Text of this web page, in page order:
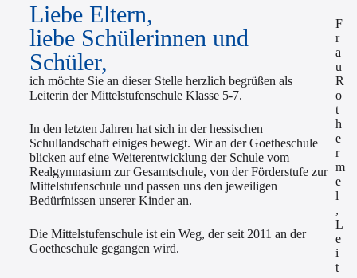
Liebe Eltern,
liebe Schülerinnen und
Schüler,
ich möchte Sie an dieser Stelle herzlich begrüßen als
Leiterin der Mittelstufenschule Klasse 5-7.
In den letzten Jahren hat sich in der hessischen
Schullandschaft einiges bewegt. Wir an der Goetheschule
blicken auf eine Weiterentwicklung der Schule vom
Realgymnasium zur Gesamtschule, von der Förderstufe zur
Mittelstufenschule und passen uns den jeweiligen
Bedürfnissen unserer Kinder an.
Die Mittelstufenschule ist ein Weg, der seit 2011 an der
Goetheschule gegangen wird.
F
r
a
u
R
o
t
h
e
r
m
e
l
,
L
e
i
t